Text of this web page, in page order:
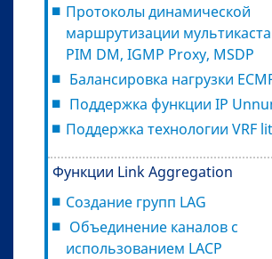
Протоколы динамической
маршрутизации
PIM DM, IGMP Proxy, MSDP
Балансировка нагрузки
Поддержка функции IP
Поддержка технологии VRF
Функции Link Aggregation
Создание групп LAG
Объединение каналов с
использованием LACP